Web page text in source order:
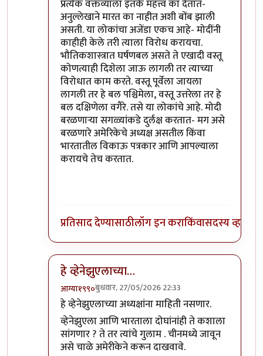
प्रत्येक वक्तव्याला इतके महत्त्व का देतात-
अनुल्लेखाने मारत का नाहीत अशी बोंब झाली
असती. या लोकांचा अजेंडा एकच आहे- मोदींनी
काहीही केले तरी त्याला विरोध करायचा.
भौतिकशास्त्रात घर्षणबल असते ते एखादी वस्तू
कोणत्याही दिशेला जाऊ लागली तर त्याच्या
विरोधात काम करते. वस्तू पूर्वेला जायला
लागली तर हे बल पश्चिमेला, वस्तू उत्तरेला तर हे
बल दक्षिणेला वगैरे. तसे या लोकांचे आहे. मोदी
बरळणाऱ्या सगळ्यांकडे दुर्लक्ष करतात- मग असे
बरळणारे अमेरिकेचे अध्यक्ष असतील किंवा
भारतातील विकाऊ पत्रकार आणि आपल्याला
करायचे तेच करतात.
प्रतिसाद देण्यासाठीलॉग इन कराकिंवासदस्य व्हा
हे व्हेनेझुएलाच्या…
आग्या१९९०बुधवार, 27/05/2026 22:33
In reply toहे व्हेनेझुएलाच्या…byश्रीगुरुजी
हे व्हेनेझुएलाच्या अध्यक्षांना माहिती नसणार.
व्हेनेझुएला आणि भारताला दोघांनांही ते कशाला
सांगणार ? ते तर त्यांचे गुलाम . चीनमध्ये जावून
असे चाळे अमेरीकेने करून दाखवावे.